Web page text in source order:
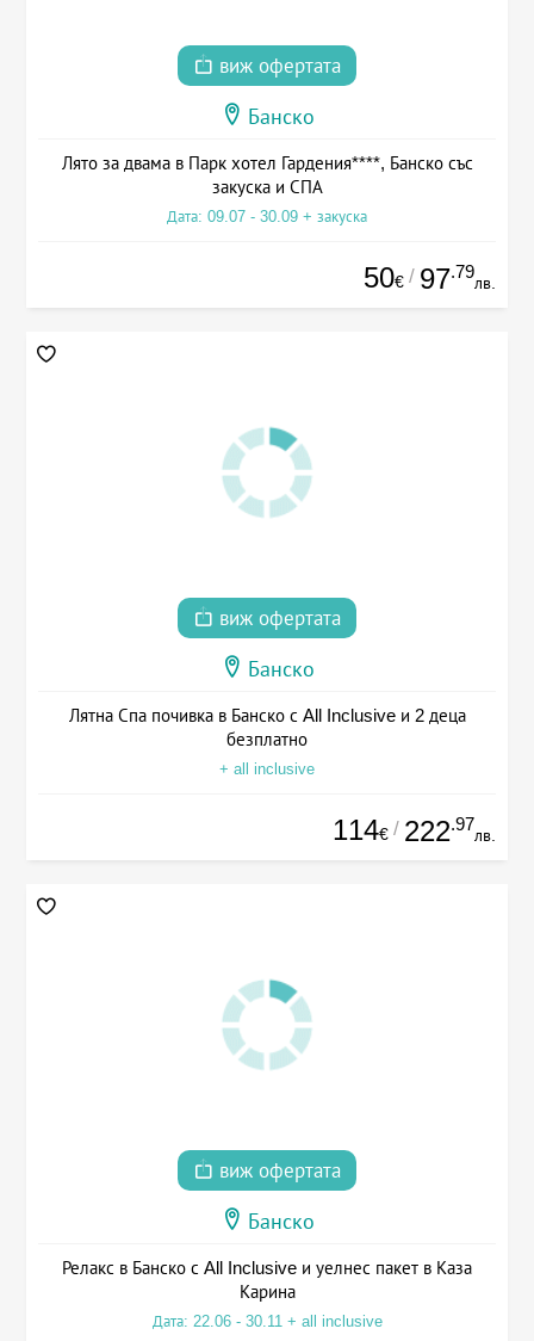
виж офертата
Банско
Лято за двама в Парк хотел Гардения****, Банско със
закуска и СПА
Дата: 09.07 - 30.09 + закуска
50€ / 97.79
лв.
виж офертата
Банско
Лятна Спа почивка в Банско с All Inclusive и 2 деца
безплатно
+ all inclusive
114€ / 222.97
лв.
виж офертата
Банско
Релакс в Банско с All Inclusive и уелнес пакет в Каза
Карина
Дата: 22.06 - 30.11 + all inclusive